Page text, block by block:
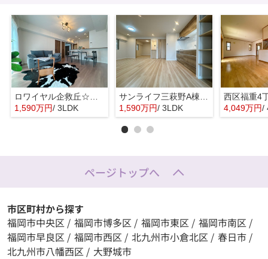
1,590万円/ 3LDK
1,590万円/ 3LDK 4,049万円/
ページトップへ
市区町村から探す
福岡市中央区 / 福岡市博多区 / 福岡市東区 / 福岡市南区 /
福岡市早良区 / 福岡市西区 / 北九州市小倉北区 / 春日市 /
北九州市八幡西区 / 大野城市